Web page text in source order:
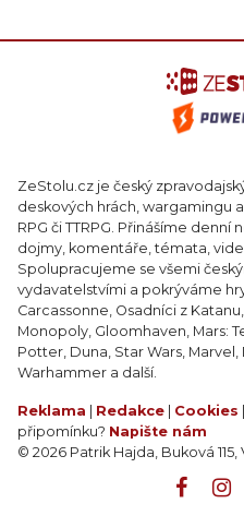
ZeStolu.cz je český
deskových hrách, wargamingu
RPG či TTRPG. Přinášíme
dojmy, komentáře, témata,
Spolupracujeme se všemi
vydavatelstvími a pokrýváme
Carcassonne, Osadníci z
Monopoly, Gloomhaven, Mars:
Potter, Duna, Star Wars,
Warhammer a další.
Reklama Redakce Cookies
připomínku? Napište nám
© 2026 Patrik Hajda, Buková 115,